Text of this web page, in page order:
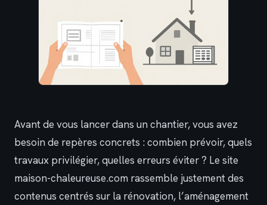
Avant de vous lancer dans un chantier, vous avez
besoin de repères concrets : combien prévoir, quels
travaux privilégier, quelles erreurs éviter ? Le site
maison-chaleureuse.com rassemble justement des
contenus centrés sur la rénovation, l’aménagement